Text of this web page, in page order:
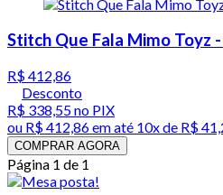
Stitch Que Fala Mimo Toyz
R$ 412,86
Desconto
R$ 338,55no PIX
ou R$ 412,86em até 10x de R$
COMPRAR AGORA
Página 1 de 1